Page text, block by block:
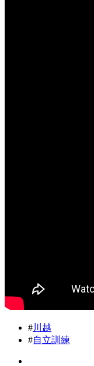
#川越
#自立訓練